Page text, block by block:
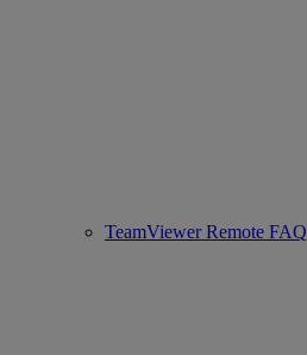
TeamViewer Remote FAQ